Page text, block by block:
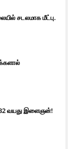
சடலமாக மீட்பு.
32 வயது இளைஞன்!